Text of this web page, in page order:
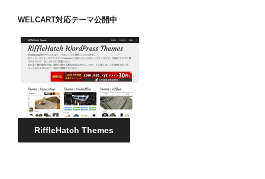
WELCART対応テーマ公開中
RiffleHatch Themes